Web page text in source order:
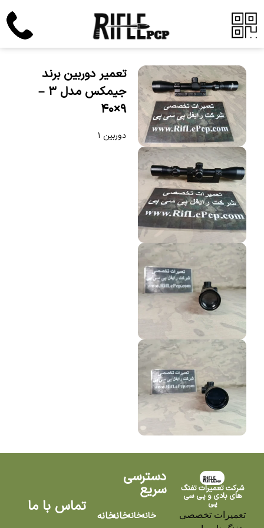
تعمیر دوربین برند
جیمکس مدل ۳ –
۹×۴۰
دوربین ۱
شرکت تعمیرات تفنگ
های بادی و پی سی
پی
تعمیرات تخصصی
دسترسی
سریع
خانهخانهخانهخانه تماس با ما